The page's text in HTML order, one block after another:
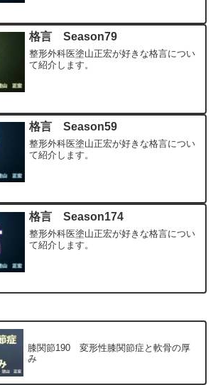
格言 Season79
整形外科医塗山正宏が好きな格言につい
て紹介します。
格言 Season59
整形外科医塗山正宏が好きな格言につい
て紹介します。
格言 Season174
整形外科医塗山正宏が好きな格言につい
て紹介します。
膝関節190 変形性膝関節症と軟骨の厚
み